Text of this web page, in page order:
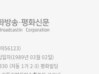
아56123)
일자(1989년 03월 02일)
(저동 1가 2-3) 평화빌딩